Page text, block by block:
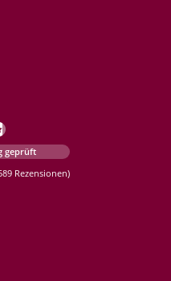
geprüft
Rezensionen)